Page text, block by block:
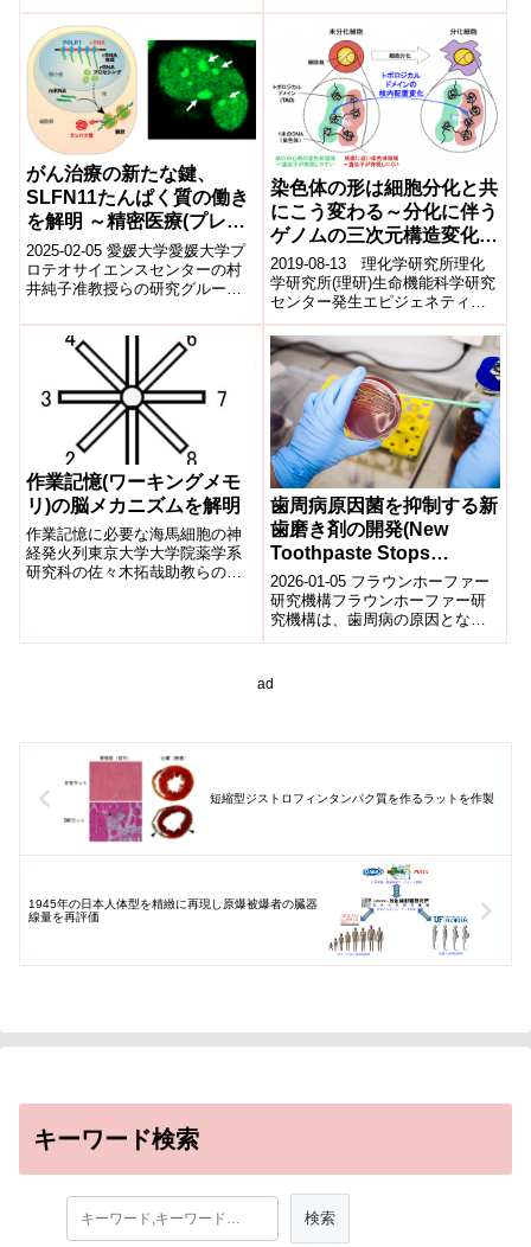
す。減数分裂の第一分裂期では
母方と父方由来の相同な染色体
同士が並ん...
がん治療の新たな鍵、
SLFN11たんぱく質の働き
を解明 ～精密医療(プレシ
ジョンメディシン)への応
用に期待～
2025-02-05 愛媛大学愛媛大学プ
ロテオサイエンスセンターの村
井純子准教授らの研究グループ
る重要なタンパク質
「SLFN11(シ...
染色体の形は細胞分化と共
にこう変わる～分化に伴う
ゲノムの三次元構造変化を
1細胞レベルで明らかに
2019-08-13 理化学研究所理化
学研究所(理研)生命機能科学研究
センター発生エピジェネティク
ス研究チームの三浦尚研究員、
平谷伊智朗チームリーダーらの
共同研...
作業記憶(ワーキングメモ
リ)の脳メカニズムを解明
作業記憶に必要な海馬細胞の神
経発火列東京大学大学院薬学系
研究科の佐々木拓哉助教らの研
歯周病原因菌を抑制する新
歯磨き剤の開発(New
Toothpaste Stops
Periodontal Pathogens)
2026-01-05 フラウンホーファー
研究機構フラウンホーファー研
究機構は、歯周病の原因となる
病原菌の増殖を抑制する新しい
慢性的な...
ad
短縮型ジストロフィンタンパク質を作るラットを作製
1945年の日本人体型を精緻に再現し原爆被爆者の臓器
線量を再評価
キーワード検索